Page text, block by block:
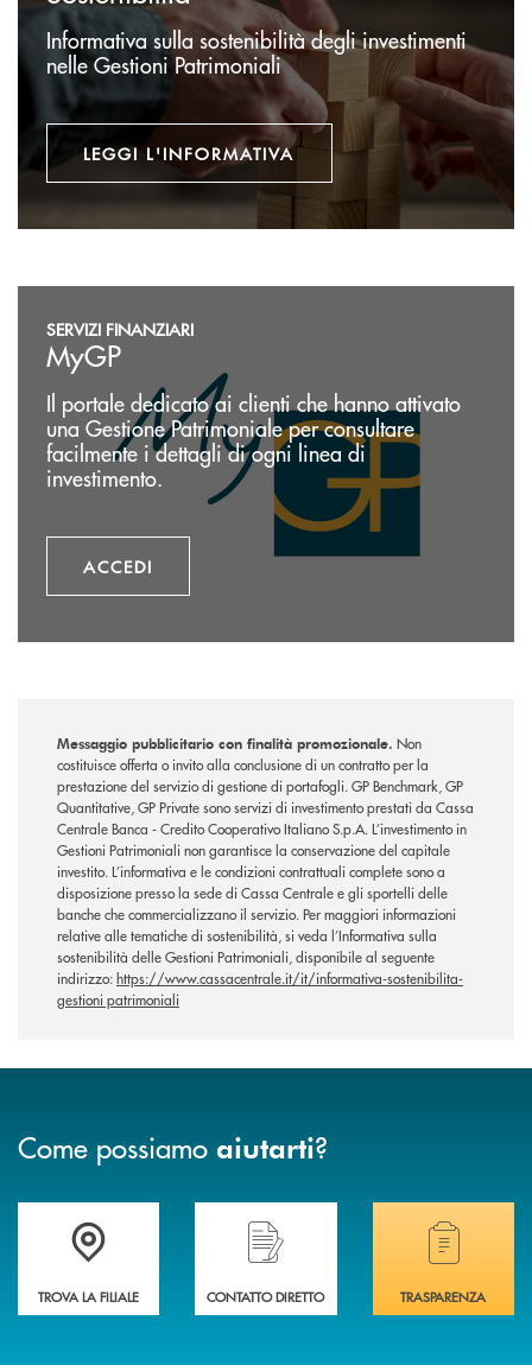
Informativa sulla sostenibilità degli investimenti
nelle Gestioni Patrimoniali
LEGGI L'INFORMATIVA
SERVIZI FINANZIARI
MyGP
Il portale dedicato ai clienti che hanno attivato
una Gestione Patrimoniale per consultare
facilmente i dettagli di ogni linea di
investimento.
ACCEDI
Messaggio pubblicitario con finalità promozionale. Non
costituisce offerta o invito alla conclusione di un contratto per la
prestazione del servizio di gestione di portafogli. GP Benchmark, GP
Quantitative, GP Private sono servizi di investimento prestati da Cassa
Centrale Banca - Credito Cooperativo Italiano S.p.A. L’investimento in
Gestioni Patrimoniali non garantisce la conservazione del capitale
investito. L’informativa e le condizioni contrattuali complete sono a
disposizione presso la sede di Cassa Centrale e gli sportelli delle
banche che commercializzano il servizio. Per maggiori informazioni
relative alle tematiche di sostenibilità, si veda l’Informativa sulla
sostenibilità delle Gestioni Patrimoniali, disponibile al seguente
indirizzo:https://www.cassacentrale.it/it/informativa-sostenibilita-
gestioni patrimoniali
Come possiamo aiutarti?
Accedi all' elenco completo delle filiali della BCC di Spello e del Velino
TROVA LA FILIALE
Hai bisogno di assistenza immediata?
CONTATTO DIRETTO
Hai bisogno di
TRASPARENZA